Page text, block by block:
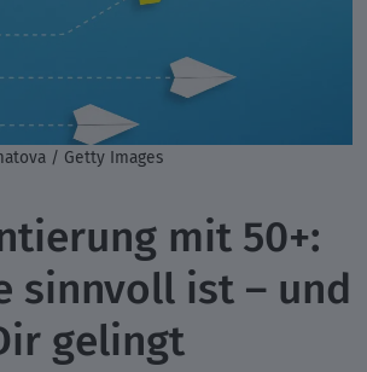
/ Getty Images
mit 50+:
sinnvoll ist – und
gelingt